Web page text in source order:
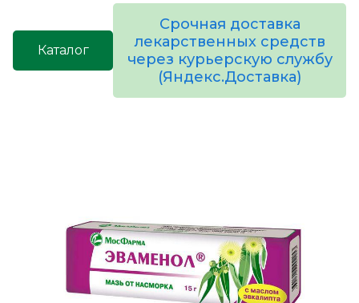
Каталог
Срочная доставка
лекарственных средств
через курьерскую службу
(Яндекс.Доставка)